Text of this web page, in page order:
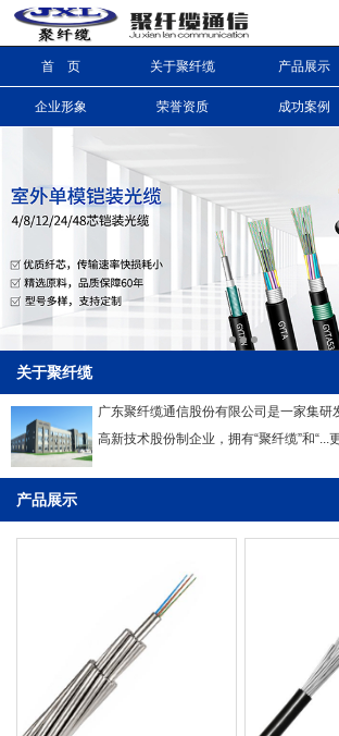
首 页 关于聚纤缆 产品展示
企业形象 荣誉资质 成功案例
关于聚纤缆
广东聚纤缆通信股份有限公司是一家集研
高新技术股份制企业，拥有“聚纤缆”和“...
产品展示
信息搜索